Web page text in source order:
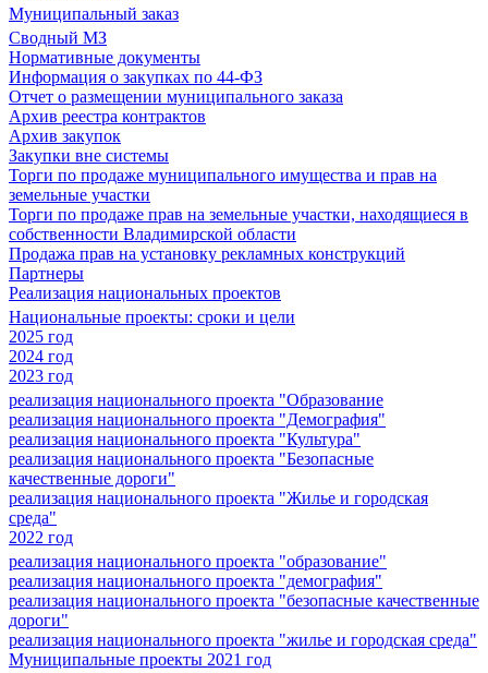
Муниципальный заказ
Сводный МЗ
Нормативные документы
Информация о закупках по 44-ФЗ
Отчет о размещении муниципального заказа
Архив реестра контрактов
Архив закупок
Закупки вне системы
Торги по продаже муниципального имущества и прав на
земельные участки
Торги по продаже прав на земельные участки, находящиеся в
собственности Владимирской области
Продажа прав на установку рекламных конструкций
Партнеры
Реализация национальных проектов
Национальные проекты: сроки и цели
2025 год
2024 год
2023 год
реализация национального проекта "Образование
реализация национального проекта "Демография"
реализация национального проекта "Культура"
реализация национального проекта "Безопасные
качественные дороги"
реализация национального проекта "Жилье и городская
среда"
2022 год
реализация национального проекта "образование"
реализация национального проекта "демография"
реализация национального проекта "безопасные качественные
дороги"
реализация национального проекта "жилье и городская среда"
Муниципальные проекты 2021 год